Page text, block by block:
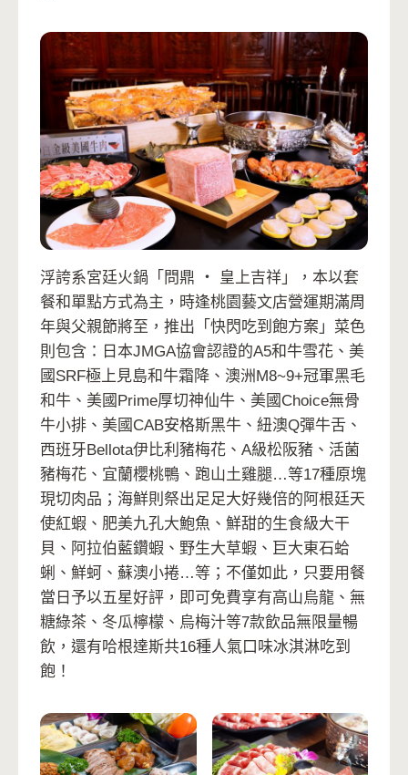
浮誇系宮廷火鍋「問鼎 ‧ 皇上吉祥」，本以套
餐和單點方式為主，時逢桃園藝文店營運期滿周
年與父親節將至，推出「快閃吃到飽方案」菜色
則包含：日本JMGA協會認證的A5和牛雪花、美
國SRF極上見島和牛霜降、澳洲M8~9+冠軍黑毛
和牛、美國Prime厚切神仙牛、美國Choice無骨
牛小排、美國CAB安格斯黑牛、紐澳Q彈牛舌、
西班牙Bellota伊比利豬梅花、A級松阪豬、活菌
豬梅花、宜蘭櫻桃鴨、跑山土雞腿…等17種原塊
現切肉品；海鮮則祭出足足大好幾倍的阿根廷天
使紅蝦、肥美九孔大鮑魚、鮮甜的生食級大干
貝、阿拉伯藍鑽蝦、野生大草蝦、巨大東石蛤
蜊、鮮蚵、蘇澳小捲…等；不僅如此，只要用餐
當日予以五星好評，即可免費享有高山烏龍、無
糖綠茶、冬瓜檸檬、烏梅汁等7款飲品無限量暢
飲，還有哈根達斯共16種人氣口味冰淇淋吃到
飽！